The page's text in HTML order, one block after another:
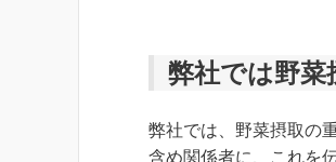
弊社では野菜
弊社では、野菜摂取の
含め関係者に、これを